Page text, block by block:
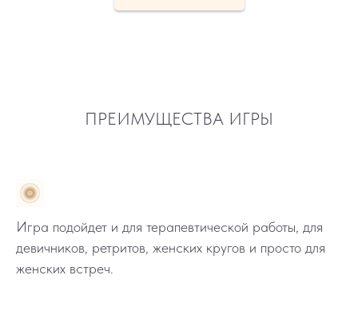
ПРЕИМУЩЕСТВА ИГРЫ
Игра подойдет и для терапевтической работы, для
девичников, ретритов, женских кругов и просто для
женских встреч.